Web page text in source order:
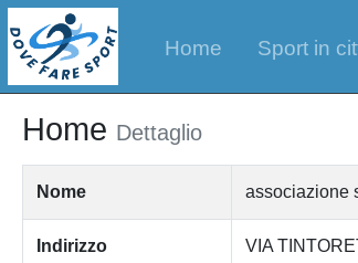
Home Sport in
Home Dettaglio
Nome associazione
Indirizzo VIA